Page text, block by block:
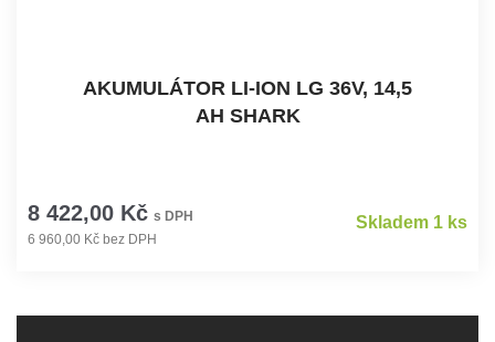
AKUMULÁTOR LI-ION LG 36V, 14,5
AH SHARK
8 422,00 Kč s DPH
6 960,00 Kč bez DPH
Skladem 1 ks